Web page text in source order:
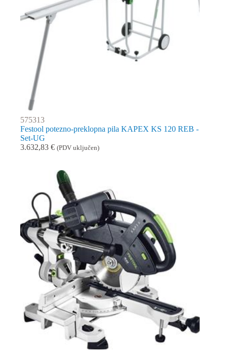
575313
Festool potezno-preklopna pila KAPEX KS 120 REB -
Set-UG
3.632,83 € (PDV uključen)